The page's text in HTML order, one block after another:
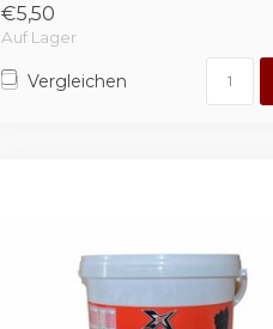
€5,50
Auf Lager
Vergleichen